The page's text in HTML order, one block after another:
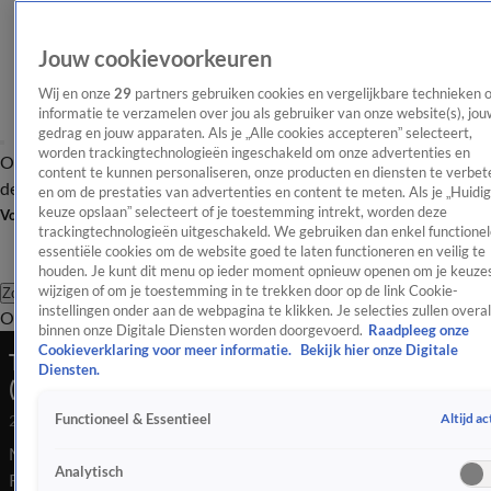
OverzichtAfleveringen Entertainment TV Algemeen
Tip
de redactieNieuwsbrief
Volg Shownieuws
Zoeken
OverzichtEntertainmentSpraakmakendRealityCrimeVideo's
The Cosby Show-acteur Malcolm-Jamal Warner
(54) overleden
22 juli 2025, 07:51
Malcolm-Jamal Warner is verdronken voor de kust van Costa
Rica. Eerder meldden Amerikaanse media als People en TMZ
Jouw cookievoorkeuren
Wij en onze 29 partners gebruiken cookies en vergelijkbare technieken
informatie te verzamelen over jou als gebruiker van onze website(s),
gedrag en jouw apparaten. Als je „Alle cookies accepteren” selecteert,
worden trackingtechnologieën ingeschakeld om onze advertenties en
content te kunnen personaliseren, onze producten en diensten te
en om de prestaties van advertenties en content te meten. Als je
keuze opslaan” selecteert of je toestemming intrekt, worden deze
trackingtechnologieën uitgeschakeld. We gebruiken dan enkel
essentiële cookies om de website goed te laten functioneren en veilig te
houden. Je kunt dit menu op ieder moment opnieuw openen om je
wijzigen of om je toestemming in te trekken door op de link Cookie-
instellingen onder aan de webpagina te klikken. Je selecties zullen overal
binnen onze Digitale Diensten worden doorgevoerd. Raadpleeg onze
Cookieverklaring voor meer informatie.
Bekijk hier onze Digitale
Diensten.
Functioneel & Essentieel Altijd
Analytisch